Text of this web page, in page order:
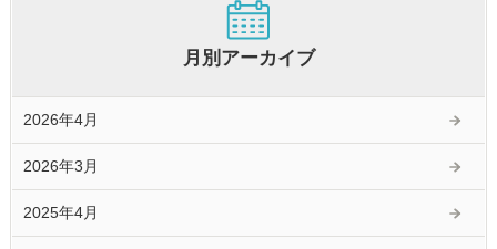
月別アーカイブ
2026年4月
2026年3月
2025年4月